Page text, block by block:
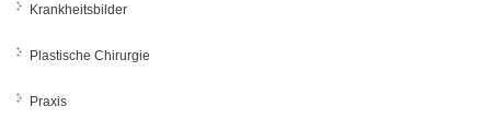
Krankheitsbilder
Plastische Chirurgie
Praxis